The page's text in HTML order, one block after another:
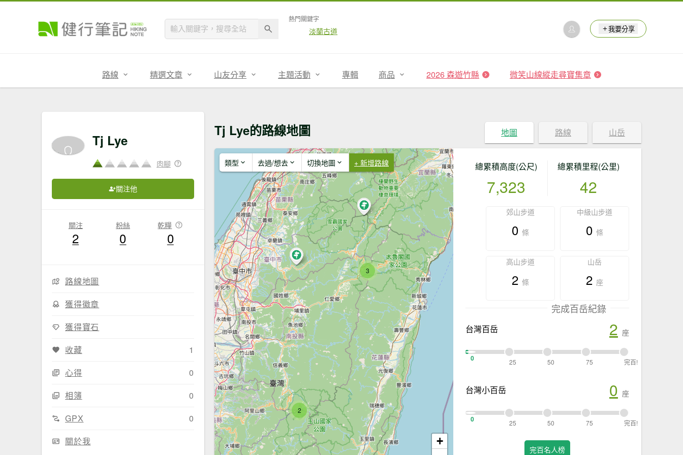
熱門關鍵字
淡蘭古道 我要分享
路線 精選文章 山友分享 主題活動 專輯 商品 2026 森遊竹縣 微笑山線縱走尋寶集章
Tj Lye
肉腳
關注他
關注
2
粉絲
0
乾糧
0
路線地圖
獲得徽章
獲得寶石
收藏
1
心得
0
相簿
0
GPX
0
關於我
Tj Lye的路線地圖 地圖 路線 山岳
類型 去過/想去 切換地圖 + 新增路線
2
3
+
總累積高度(公尺)
7,323
總累積里程(公里)
42
郊山步道
0 條
中級山步道
0 條
高山步道
2 條
山岳
2 座
完成百岳紀錄
台灣百岳 2 座
0 25 50 75 完百!
台灣小百岳 0 座
0 25 50 75 完百!
完百名人榜